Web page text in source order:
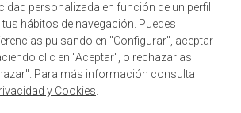
la información personal
para proporcionarte el contenido
BARNES SAN SEBASTIÁN
CAMINO KALEA, 1
DONOSTIA, GIPUZKOA
+34843751115
personalizada en función de un perfil
hábitos de navegación. Puedes
pulsando en "Configurar", aceptar
clic en "Aceptar", o rechazarlas
Para más información consulta
y Cookies